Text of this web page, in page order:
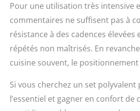
des
forgeage
avancées,
tranchant
une
Avancée
L'eau】
couteaux
Pour une utilisation très intensive
commentaires ne suffisent pas à
résistance à des cadences élevées
répétés non maîtrisés. En
cuisine souvent, le
Si vous cherchez un set
l’essentiel et gagner en confort de